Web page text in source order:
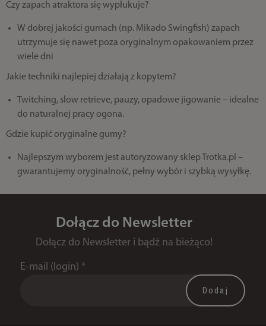
Czy zapach atraktora się wypłukuje?
W dobrej jakości gumach (np. Mikado Swingfish) zapach
utrzymuje się nawet poza oryginalnym opakowaniem przez
wiele dni
Jakie techniki najlepiej działają z kopytem?
Twitching, slow retrieve, pauzy, opadowe jigowanie – idealne
do naturalnej pracy ogona.
Gdzie kupić oryginalne gumy?
Najlepszym wyborem jest autoryzowany sklep Trotka.pl –
gwarantujemy oryginalność, pełny wybór i szybką wysyłkę.
Dołącz do Newsletter
Dołącz do Newsletter i bądź na bieżąco!
E-mail (login) *